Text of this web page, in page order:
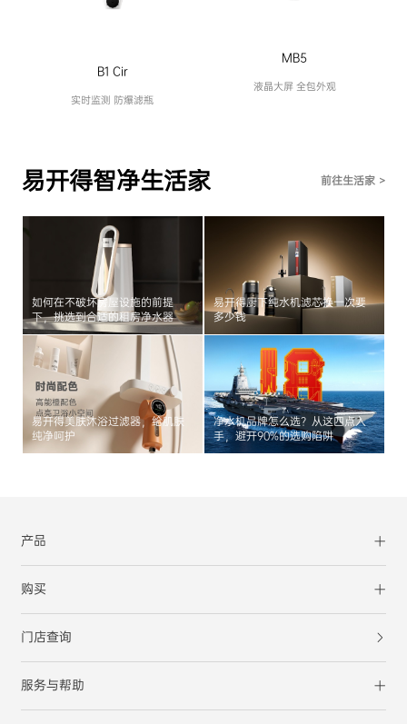
B1 Cir
实时监测 防爆滤瓶
MB5
液晶大屏 全包外观
易开得智净生活家 前往生活家 >
如何在不破坏房屋设施的前提
下，挑选到合适的租房净水器
易开得厨下纯水机滤芯换一次要
多少钱
易开得美肤沐浴过滤器，给肌肤
纯净呵护
净水机品牌怎么选？从这四点入
手，避开90%的选购陷阱
产品
购买
门店查询
服务与帮助